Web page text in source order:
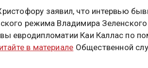
заявил, что интервью
режима Владимира
евродипломатии Каи Каллас по
в материале Общественной